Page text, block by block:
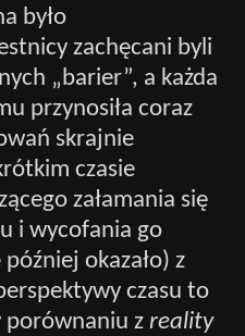
było
zachęcani byli
„barier”, a każda
przynosiła coraz
skrajnie
czasie
załamania się
i wycofania go
okazało) z
czasu to
porównaniu z reality